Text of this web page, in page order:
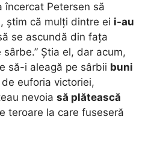
încercat Petersen să
știm că mulți dintre ei i-au
se ascundă din fața
Știa el, dar acum,
să-i aleagă pe sârbii buni
euforia victoriei,
nevoia să plătească
teroare la care fuseseră